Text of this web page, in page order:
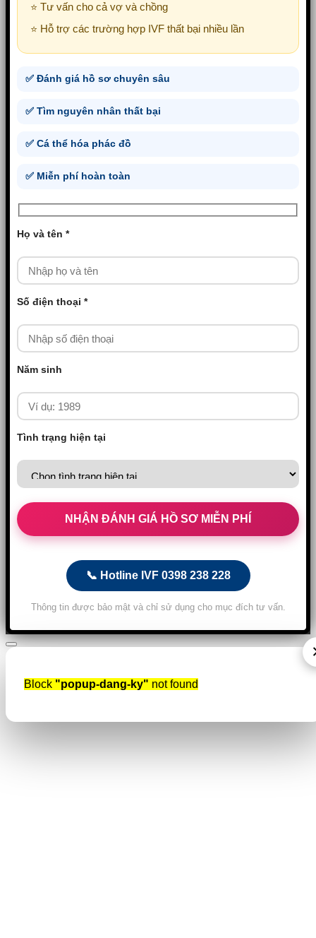
⭐ Tư vấn cho cả vợ và chồng
⭐ Hỗ trợ các trường hợp IVF thất bại nhiều lần
✅ Đánh giá hồ sơ chuyên sâu
✅ Tìm nguyên nhân thất bại
✅ Cá thể hóa phác đồ
✅ Miễn phí hoàn toàn
Họ và tên *
Số điện thoại *
Năm sinh
Tình trạng hiện tại
📞 Hotline IVF 0398 238 228
Thông tin được bảo mật và chỉ sử dụng cho mục đích tư vấn.
Block "popup-dang-ky" not found